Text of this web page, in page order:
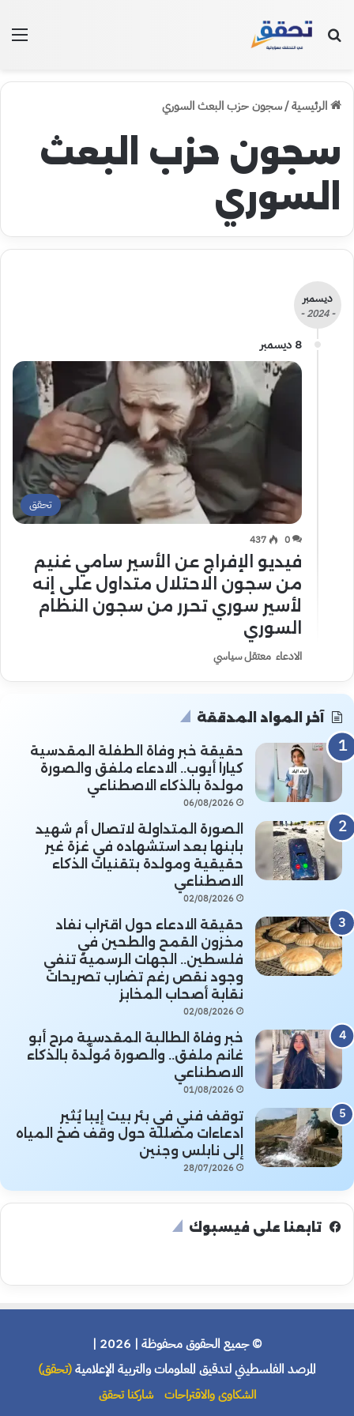
بحث عن
الرئيسية/سجون حزب البعث السوري
سجون حزب البعث
السوري
ديسمبر
- 2024 -
8 ديسمبر
تحقق
0
437
فيديو الإفراج عن الأسير سامي غنيم
من سجون الاحتلال متداول على إنه
لأسير سوري تحرر من سجون النظام
السوري
الادعاء معتقل سياسي
آخر المواد المدققة
حقيقة خبر وفاة الطفلة المقدسية
كيارا أيوب.. الادعاء ملفق والصورة
مولدة بالذكاء الاصطناعي
06/08/2026
الصورة المتداولة لاتصال أم شهيد
بابنها بعد استشهاده في غزة غير
حقيقية ومولدة بتقنيات الذكاء
الاصطناعي
02/08/2026
حقيقة الادعاء حول اقتراب نفاد
مخزون القمح والطحين في
فلسطين.. الجهات الرسمية تنفي
وجود نقص رغم تضارب تصريحات
نقابة أصحاب المخابز
02/08/2026
خبر وفاة الطالبة المقدسية مرح أبو
غانم ملفق.. والصورة مُولَّدة بالذكاء
الاصطناعي
01/08/2026
توقف فني في بئر بيت إيبا يُثير
ادعاءات مضللة حول وقف ضخ المياه
إلى نابلس وجنين
28/07/2026
تابعنا على فيسبوك
© جميع الحقوق محفوظة | 2026 |
المرصد الفلسطيني لتدقيق المعلومات والتربية الإعلامية(تحقق)
الشكاوى والاقتراحات شاركنا تحقق